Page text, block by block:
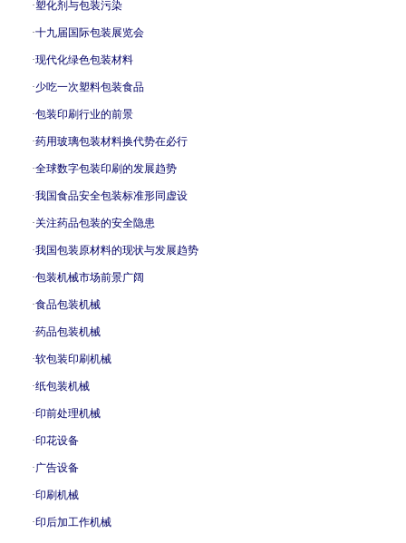
·塑化剂与包装污染
·十九届国际包装展览会
·现代化绿色包装材料
·少吃一次塑料包装食品
·包装印刷行业的前景
·药用玻璃包装材料换代势在必行
·全球数字包装印刷的发展趋势
·我国食品安全包装标准形同虚设
·关注药品包装的安全隐患
·我国包装原材料的现状与发展趋势
·包装机械市场前景广阔
·食品包装机械
·药品包装机械
·软包装印刷机械
·纸包装机械
·印前处理机械
·印花设备
·广告设备
·印刷机械
·印后加工作机械